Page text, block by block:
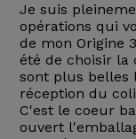
Je suis
opérations qui
de mon Origine
été de choisir la
sont plus belles
réception du
C'est le coeur
ouvert